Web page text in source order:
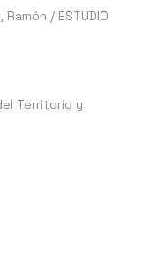
Ramón / ESTUDIO
Territorio y